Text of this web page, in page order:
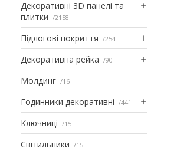
Декоративні 3D панелі та
плитки
2158
Підлогові покриття 254
Декоративна рейка 90
Молдинг 16
Годинники декоративні 441
Ключниці 15
Світильники 15